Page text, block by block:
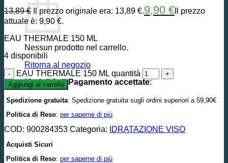
Nessun prodotto nel carrello.
Ritorna al negozio
Modalità di Pagamento accettate:
13,89€ Il prezzo originale era: 13,89 €.9,90 € Il prezzo
attuale è: 9,90 €.
EAU THERMALE 150 ML
4 disponibili
EAU THERMALE 150 ML quantità
Aggiungi al carrello
Spedizione gratuita: Spedizione gratuita sugli ordini superiori a 59,90€
Politica di Reso: per saperne di più
COD: 900284353 Categoria: IDRATAZIONE VISO
Acquisti Sicuri
Politica di Reso: per saperne di più